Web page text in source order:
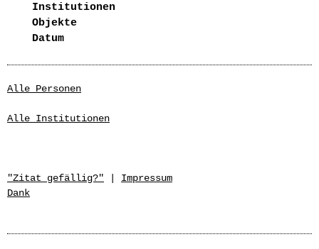
Institutionen
Objekte
Datum
Alle Personen
Alle Institutionen
"Zitat gefällig?"
Impressum
Dank